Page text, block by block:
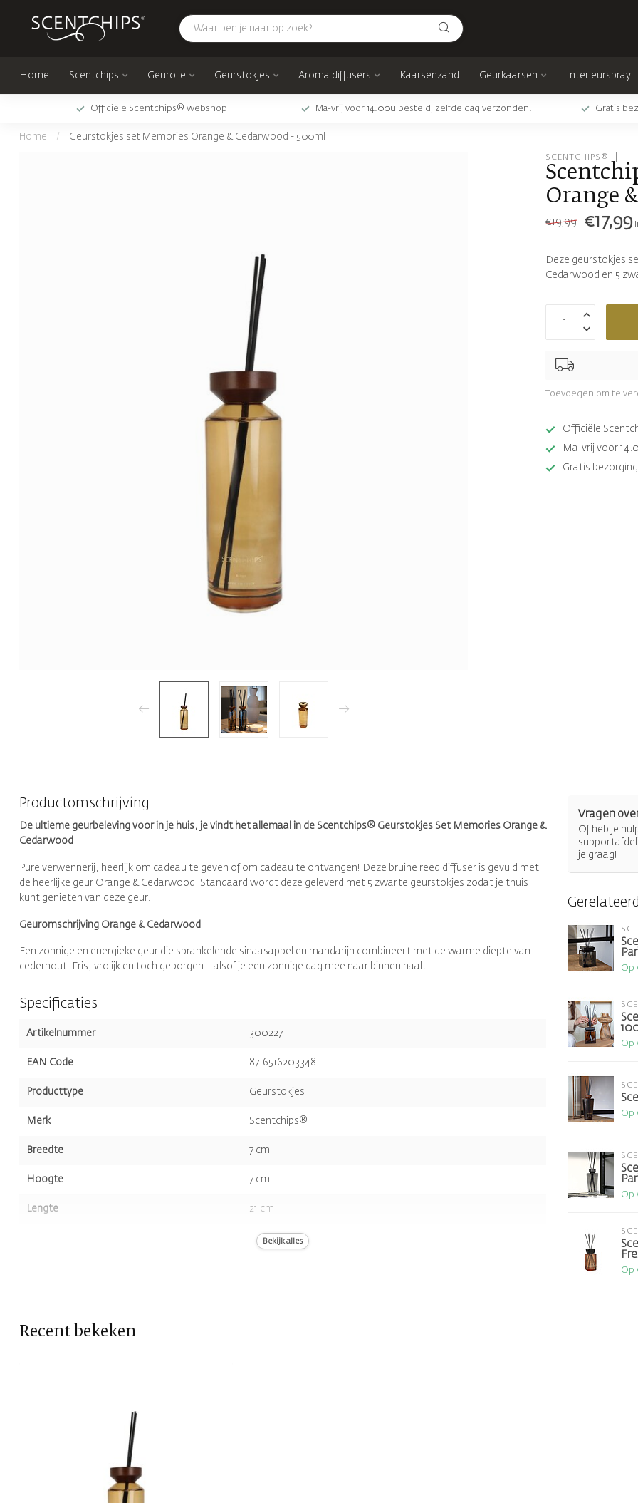
Home Scentchips Geurolie Geurstokjes Aroma diffusers Kaarsenzand Geurkaarsen Interieurspray
Officiële Scentchips® webshop Ma-vrij voor 14.00u besteld, zelfde dag verzonden. Gratis
Home / Geurstokjes set Memories Orange & Cedarwood - 500ml
SCENTCHIPS®
Orange
€19,99 €17,99
Deze geurstokjes
Cedarwood en 5
Toevoegen om te
Officiële
Ma-vrij voor
Gratis
Productomschrijving
De ultieme geurbeleving voor in je huis, je vindt het allemaal in de Scentchips® Geurstokjes Set Memories Orange &
Cedarwood
Pure verwennerij, heerlijk om cadeau te geven of om cadeau te ontvangen! Deze bruine reed diffuser is gevuld met
de heerlijke geur Orange & Cedarwood. Standaard wordt deze geleverd met 5 zwarte geurstokjes zodat je thuis
kunt genieten van deze geur.
Geuromschrijving Orange & Cedarwood
Een zonnige en energieke geur die sprankelende sinaasappel en mandarijn combineert met de warme diepte van
cederhout. Fris, vrolijk en toch geborgen – alsof je een zonnige dag mee naar binnen haalt.
Specificaties
Artikelnummer 300227
EAN Code 8716516203348
Producttype Geurstokjes
Merk Scentchips®
Breedte 7 cm
Hoogte 7 cm
Lengte 21 cm
500 ml
Vorm
Bekijk alles
Vragen
Of heb je
je graag!
Op
Op
Op
Op
Op
Recent bekeken